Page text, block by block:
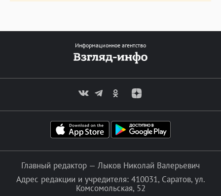
Информационное агентство
Главный редактор — Лыков Николай Валерьевич
Адрес редакции и учредителя: 410031, Саратов, ул.
Комсомольская, 52